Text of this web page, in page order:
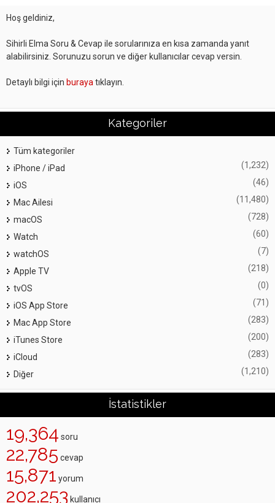
Hoş geldiniz,
Sihirli Elma Soru & Cevap ile sorularınıza en kısa zamanda yanıt
alabilirsiniz. Sorunuzu sorun ve diğer kullanıcılar cevap versin.
Detaylı bilgi için buraya tıklayın.
Kategoriler
Tüm kategoriler
iPhone / iPad
(1,232)
iOS (46)
Mac Ailesi (11,480)
macOS (728)
Watch (60)
watchOS (7)
Apple TV (218)
tvOS (0)
iOS App Store (71)
Mac App Store (283)
iTunes Store (200)
iCloud (283)
Diğer (1,210)
İstatistikler
19,364 soru
22,785 cevap
15,871 yorum
202,253 kullanıcı